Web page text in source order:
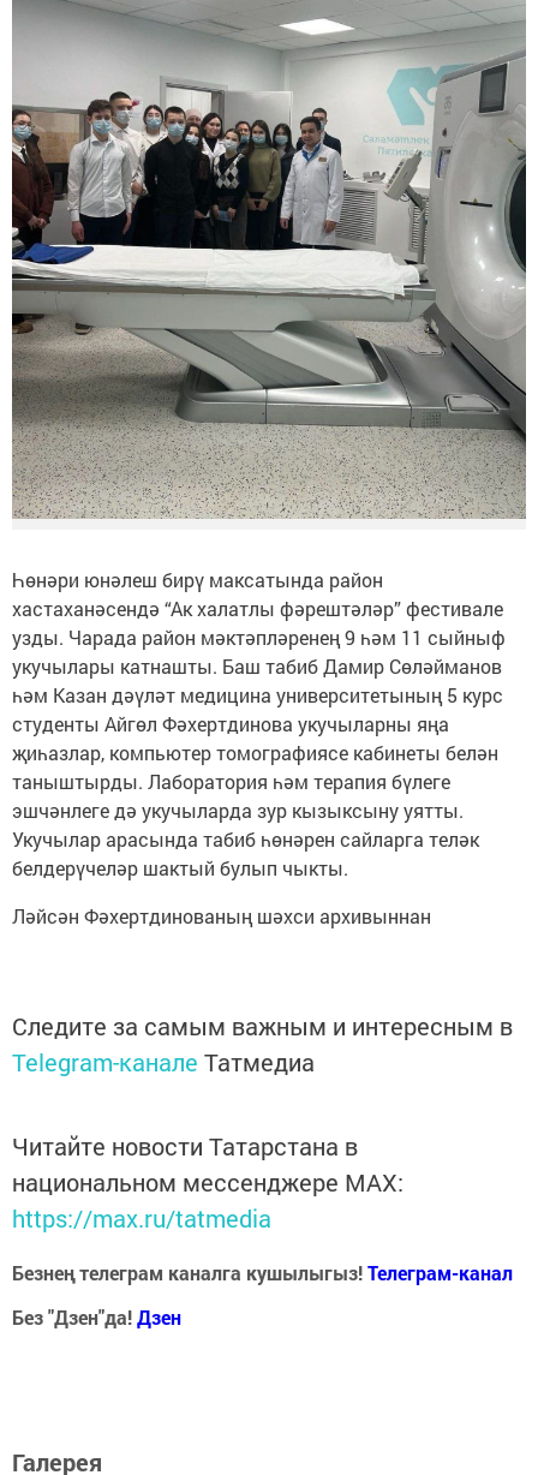
Һөнәри юнәлеш бирү максатында район
хастаханәсендә “Ак халатлы фәрештәләр” фестивале
узды. Чарада район мәктәпләренең 9 һәм 11 сыйныф
укучылары катнашты. Баш табиб Дамир Сөләйманов
һәм Казан дәүләт медицина университетының 5 курс
студенты Айгөл Фәхертдинова укучыларны яңа
җиһазлар, компьютер томографиясе кабинеты белән
таныштырды. Лаборатория һәм терапия бүлеге
эшчәнлеге дә укучыларда зур кызыксыну уятты.
Укучылар арасында табиб һөнәрен сайларга теләк
белдерүчеләр шактый булып чыкты.
Ләйсән Фәхертдинованың шәхси архивыннан
Следите за самым важным и интересным в
Telegram-канале Татмедиа
Читайте новости Татарстана в
национальном мессенджере MАХ:
https://max.ru/tatmedia
Безнең телеграм каналга кушылыгыз!Телеграм-канал
Без "Дзен"да!Дзен
Галерея